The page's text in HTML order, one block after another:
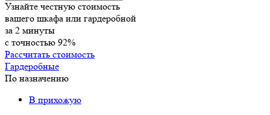
Узнайте честную стоимость
вашего шкафа или гардеробной
за 2 минуты
с точностью 92%
Рассчитать стоимость
Гардеробные
По назначению
В прихожую